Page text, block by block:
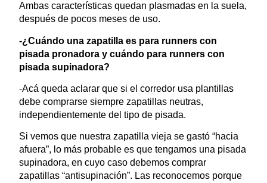
Ambas características quedan plasmadas en la suela,
después de pocos meses de uso.
-¿Cuándo una zapatilla es para runners con
pisada pronadora y cuándo para runners con
pisada supinadora?
-Acá queda aclarar que si el corredor usa plantillas
debe comprarse siempre zapatillas neutras,
independientemente del tipo de pisada.
Si vemos que nuestra zapatilla vieja se gastó “hacia
afuera”, lo más probable es que tengamos una pisada
supinadora, en cuyo caso debemos comprar
zapatillas “antisupinación”. Las reconocemos porque